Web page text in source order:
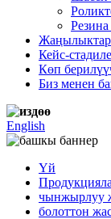
Жаңылыктар
Кейс-
Көп
Биз менен
English
Үй
чынжырлуу
болоттон